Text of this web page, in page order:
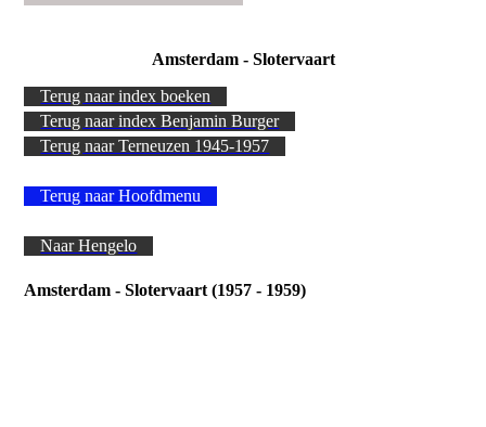
Amsterdam - Slotervaart
Terug naar index boeken
Terug naar index Benjamin Burger
Terug naar Terneuzen 1945-1957
Terug naar Hoofdmenu
Naar Hengelo
Amsterdam - Slotervaart (1957 - 1959)